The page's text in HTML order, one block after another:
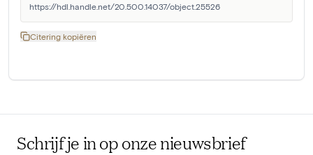
https://hdl.handle.net/20.500.14037/object.25526
Citering kopiëren
Schrijf je in op onze nieuwsbrief